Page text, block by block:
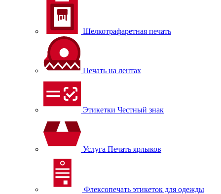
Шелкотрафаретная печать
Печать на лентах
Этикетки Честный знак
Услуга Печать ярлыков
Флексопечать этикеток для одежды